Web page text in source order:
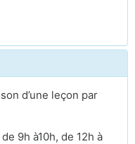
d’une leçon par
9h à10h, de 12h à